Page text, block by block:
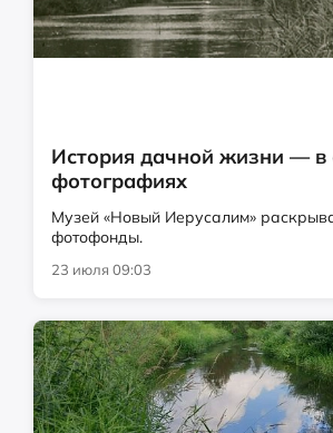
История дачной жизни — в
фотографиях
Музей «Новый Иерусалим»
фотофонды.
23 июля 09:03